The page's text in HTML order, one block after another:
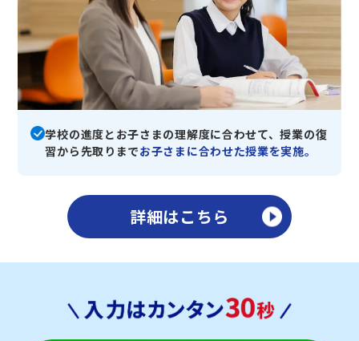
学校の進度とお子さまの理解度に合わせて、授業の復
習から先取りまでお子さまに合わせた授業を実施。
詳細はこちら